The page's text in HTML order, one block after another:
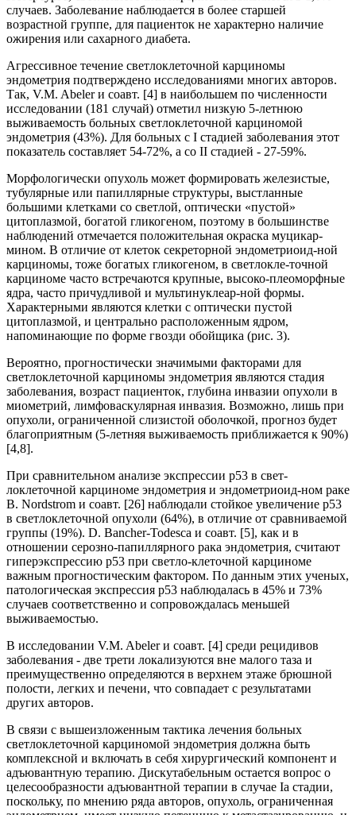
случаев. Заболевание наблюдается в более старшей
возрастной группе, для пациенток не характерно наличие
ожирения или сахарного диабета.
Агрессивное течение светлоклеточной карциномы
эндометрия подтверждено исследованиями многих авторов.
Так, V.M. Abeler и соавт. [4] в наибольшем по численности
исследовании (181 случай) отметил низкую 5-летнюю
выживаемость больных светлоклеточной карциномой
эндометрия (43%). Для больных с I стадией заболевания этот
показатель составляет 54-72%, а со II стадией - 27-59%.
Морфологически опухоль может формировать железистые,
тубулярные или папиллярные структуры, выстланные
большими клетками со светлой, оптически «пустой»
цитоплазмой, богатой гликогеном, поэтому в большинстве
наблюдений отмечается положительная окраска муцикар-
мином. В отличие от клеток секреторной эндометриоид-ной
карциномы, тоже богатых гликогеном, в светлокле-точной
карциноме часто встречаются крупные, высоко-плеоморфные
ядра, часто причудливой и мультинуклеар-ной формы.
Характерными являются клетки с оптически пустой
цитоплазмой, и центрально расположенным ядром,
напоминающие по форме гвозди обойщика (рис. 3).
Вероятно, прогностически значимыми факторами для
светлоклеточной карциномы эндометрия являются стадия
заболевания, возраст пациенток, глубина инвазии опухоли в
миометрий, лимфоваскулярная инвазия. Возможно, лишь при
опухоли, ограниченной слизистой оболочкой, прогноз будет
благоприятным (5-летняя выживаемость приближается к 90%)
[4,8].
При сравнительном анализе экспрессии р53 в свет-
локлеточной карциноме эндометрия и эндометриоид-ном раке
B. Nordstrom и соавт. [26] наблюдали стойкое увеличение р53
в светлоклеточной опухоли (64%), в отличие от сравниваемой
группы (19%). D. Bancher-Todesca и соавт. [5], как и в
отношении серозно-папиллярного рака эндометрия, считают
гиперэкспрессию р53 при светло-клеточной карциноме
важным прогностическим фактором. По данным этих ученых,
патологическая экспрессия р53 наблюдалась в 45% и 73%
случаев соответственно и сопровождалась меньшей
выживаемостью.
В исследовании V.M. Abeler и соавт. [4] среди рецидивов
заболевания - две трети локализуются вне малого таза и
преимущественно определяются в верхнем этаже брюшной
полости, легких и печени, что совпадает с результатами
других авторов.
В связи с вышеизложенным тактика лечения больных
светлоклеточной карциномой эндометрия должна быть
комплексной и включать в себя хирургический компонент и
адъювантную терапию. Дискутабельным остается вопрос о
целесообразности адъювантной терапии в случае Ia стадии,
поскольку, по мнению ряда авторов, опухоль, ограниченная